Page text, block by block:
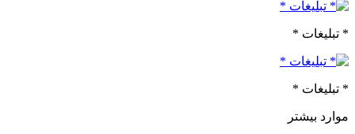
* تبلیغات *
* تبلیغات *
موارد بیشتر